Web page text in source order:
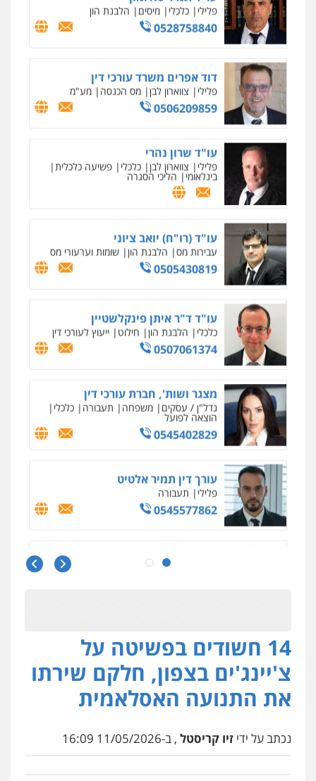
פלילי צווארון לבן כלכלי פשיעה כלכלית
בינלאומי הליכי הסגרה
עו"ד (רו"ח) יואב ציוני
עבירות מס הלבנת הון שומות וערעורי מס
0505430819
עו"ד ד"ר איתן פינקלשטיין
כלכלי הלבנת הון חילוט
0507061374
מצגר ושות', חברת עורכי דין
נדל"ן / עסקים משפחה תעבורה כלכלי
הוצאה לפועל
עורך דין תמיר אלטיט
פלילי תעבורה
0545577862
עו"ד יוסי חמצני
כלכלי צווארון לבן פשיעה כלכלית עבירות
מס הלבנת הון
0505471497
גיל דביר – משרד עורכי דין
פלילי פשיעה כלכלית
0506217771
עו"ד אביגדור פלדמן
עו"ד תמיר סולומון
כלכלי הלבנת הון
0528758840
פלילי צווארון לבן מס הכנסה מע"מ
14 חשודים בפשיטה על
צ'יינג'ים בצפון, חלקם שירתו
את התנועה האסלאמית
נכתב על ידי זיו קריסטל , ב-11/05/2026 16:09